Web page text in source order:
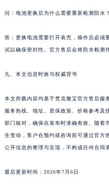
问：电池更换后为什么需要重新检测防水？
答：更换电池需要打开表壳，操作后必须
试以确保密封性。官方售后会将防水检测
九、本文信息时效与权威背书
本文所载内容均基于梵克雅宝官方售后服
服务热线、地址、质保政策、价格参考及
部门核对，确保在发布时准确有效。随着
生变动，客户在预约或咨询前可通过官方
公开信息的整理与呈现，不构成任何合同
最后更新时间：2026年7月6日